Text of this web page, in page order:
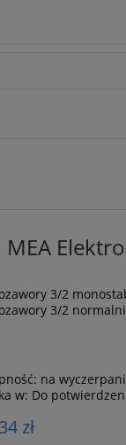
MEA
3/2
3/2
na
w: Do
zł